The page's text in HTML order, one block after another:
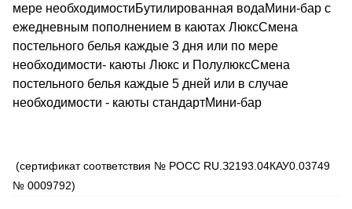
(сертификат соответствия № РОСС RU.З2193.04КАУ0.03749
№ 0009792)
мере необходимостиБутилированная водаМини-бар с
ежедневным пополнением в каютах ЛюксСмена
постельного белья каждые 3 дня или по мере
необходимости- каюты Люкс и ПолулюксСмена
постельного белья каждые 5 дней или в случае
необходимости - каюты стандартМини-бар